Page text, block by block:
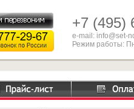
+7 (495)
e-mail: info@set-
Режим работы: